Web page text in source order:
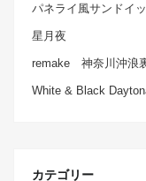
パネライ風サンドイ
星月夜
remake 神奈川沖浪
White & Black
カテゴリー